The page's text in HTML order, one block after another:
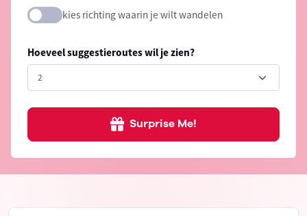
kies richting waarin je wilt wandelen
Hoeveel suggestieroutes wil je zien?
Surprise Me!